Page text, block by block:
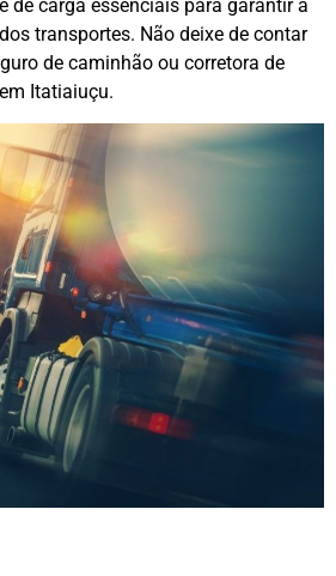
de carga essenciais para garantir a
transportes. Não deixe de contar
de caminhão ou corretora de
Itatiaiuçu.